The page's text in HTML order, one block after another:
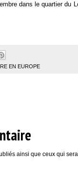
dans le quartier du
EN EUROPE
ainsi que ceux qui